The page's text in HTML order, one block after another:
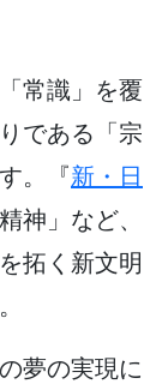
常識」を覆
である「宗
。『新・日
神」など、
拓く新文明
夢の実現に